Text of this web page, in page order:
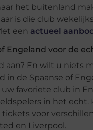
het buitenland
is die club
een actueel
Engeland voor de
aan? En wilt u niets
in de Spaanse of
favoriete club in
in het
voor
en Liverpool.